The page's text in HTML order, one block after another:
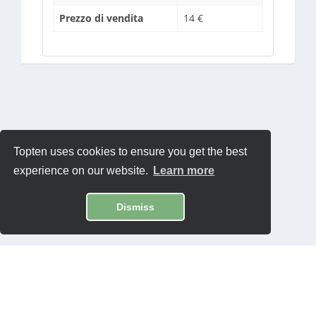
Topten uses cookies to ensure you get the best
experience on our website.
Learn more
Dismiss
Prezzo di vendita 14 €